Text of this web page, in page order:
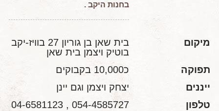
בחנות היקב .
מיקום
בית שאן בן גוריון 27 בוויז-יקב
בוטיק ויצמן בית שאן
תפוקה
כ10,000 בקבוקים
ייננים
יצחק ויצמן וגם יינן
טלפון
054-4585727 , 04-6581123